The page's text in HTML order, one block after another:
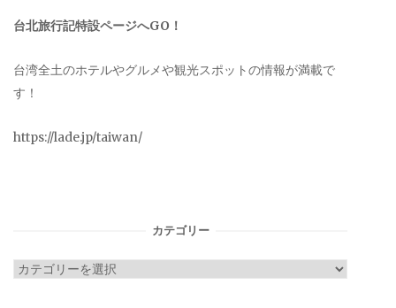
台北旅行記特設ページへGO！
台湾全土のホテルやグルメや観光スポットの情報が満載で
す！
https://lade.jp/taiwan/
カテゴリー
カ